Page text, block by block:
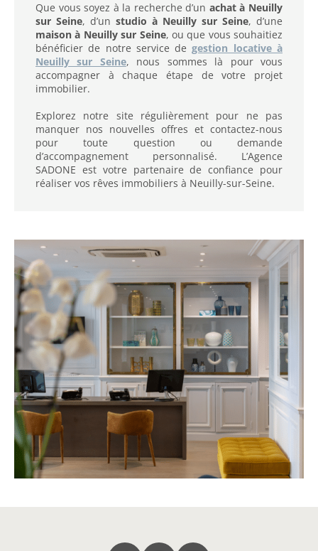
Que vous soyez à la recherche d’un achat à Neuilly
sur Seine, d’un studio à Neuilly sur Seine, d’une
maison à Neuilly sur Seine, ou que vous souhaitiez
bénéficier de notre service degestion locative à
Neuilly sur Seine, nous sommes là pour vous
accompagner à chaque étape de votre projet
immobilier.
Explorez notre site régulièrement pour ne pas
manquer nos nouvelles offres et contactez-nous
pour toute question ou demande
d’accompagnement personnalisé. L’Agence
SADONE est votre partenaire de confiance pour
réaliser vos rêves immobiliers à Neuilly-sur-Seine.